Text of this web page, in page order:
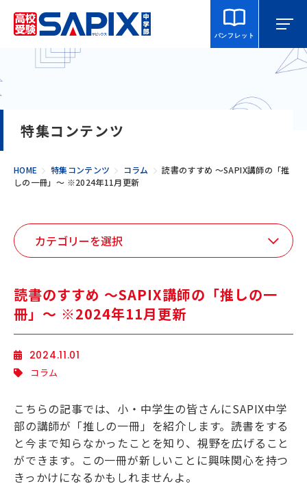
パンフレット
入室をご検討の方へ
合格・進学実績
海外生・帰国生
企業情報
採用情報
特集コンテンツ
HOME 特集コンテンツ コラム
読書のすすめ 〜SAPIX講師の「推
しの一冊」〜 ※2024年11月更新
読書のすすめ 〜SAPIX講師の「推しの一
冊」〜 ※2024年11月更新
2024.11.01
コラム
こちらの記事では、小・中学生の皆さんにSAPIX中学
部の講師が「推しの一冊」を紹介します。読書をする
と今まで知らなかったことを知り、視野を広げること
ができます。この一冊が新しいことに興味関心を持つ
きっかけになるかもしれませんよ。